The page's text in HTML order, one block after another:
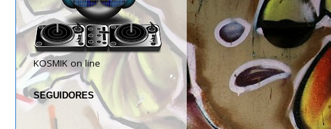
KOSMIK on line
SEGUIDORES